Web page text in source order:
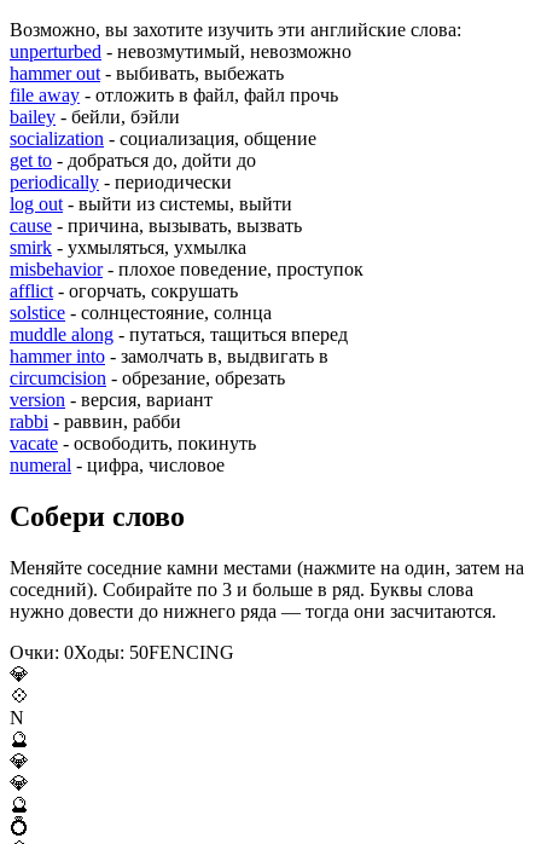
Возможно, вы захотите изучить эти английские слова:
unperturbed - невозмутимый, невозможно
hammer out - выбивать, выбежать
file away - отложить в файл, файл прочь
bailey - бейли, бэйли
socialization - социализация, общение
get to - добраться до, дойти до
periodically - периодически
log out - выйти из системы, выйти
cause - причина, вызывать, вызвать
smirk - ухмыляться, ухмылка
misbehavior- плохое поведение, проступок
afflict - огорчать, сокрушать
solstice - солнцестояние, солнца
muddle along - путаться, тащиться вперед
hammer into - замолчать в, выдвигать в
circumcision - обрезание, обрезать
version - версия, вариант
rabbi - раввин, рабби
vacate - освободить, покинуть
numeral - цифра, числовое
Собери слово
Меняйте соседние камни местами (нажмите на один, затем на
соседний). Собирайте по 3 и больше в ряд. Буквы слова
нужно довести до нижнего ряда — тогда они засчитаются.
Очки: 0Ходы: 50FENCING
💎
💠
N
🔮
💎
💎
🔮
💍